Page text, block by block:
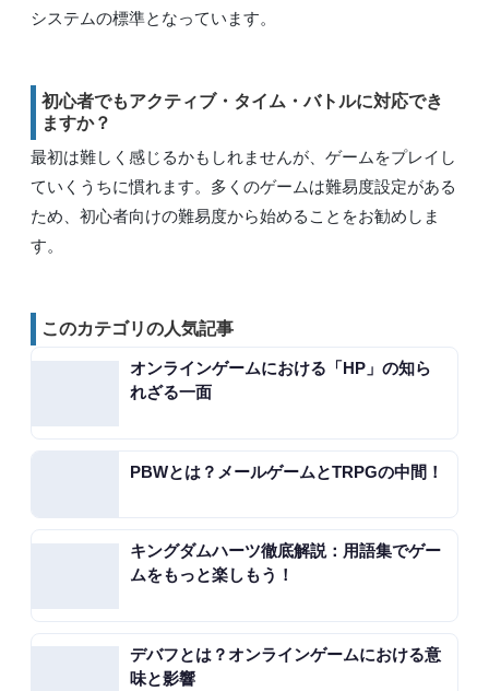
システムの標準となっています。
初心者でもアクティブ・タイム・バトルに対応でき
ますか？
最初は難しく感じるかもしれませんが、ゲームをプレイし
ていくうちに慣れます。多くのゲームは難易度設定がある
ため、初心者向けの難易度から始めることをお勧めしま
す。
このカテゴリの人気記事
オンラインゲームにおける「HP」の知ら
れざる一面
PBWとは？メールゲームとTRPGの中間！
キングダムハーツ徹底解説：用語集でゲー
ムをもっと楽しもう！
デバフとは？オンラインゲームにおける意
味と影響